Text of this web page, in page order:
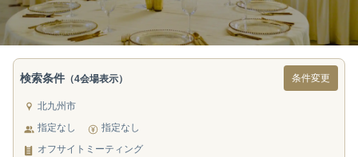
検索条件 （4会場表示） 条件変更
北九州市
指定なし
指定なし
オフサイトミーティング